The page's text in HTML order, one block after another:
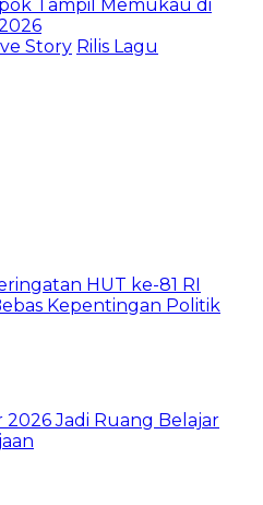
Tampil Memukau di
Story Rilis Lagu
HUT ke-81 RI
Kepentingan Politik
2026 Jadi Ruang Belajar